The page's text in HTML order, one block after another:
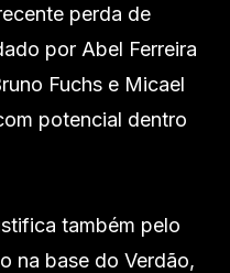
perda de
por Abel Ferreira
Fuchs e Micael
potencial dentro
também pelo
na base do Verdão,